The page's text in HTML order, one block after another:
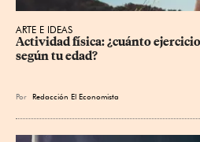
ARTE E IDEAS
Actividad física: ¿cuánto
según tu edad?
Por Redacción El Economista